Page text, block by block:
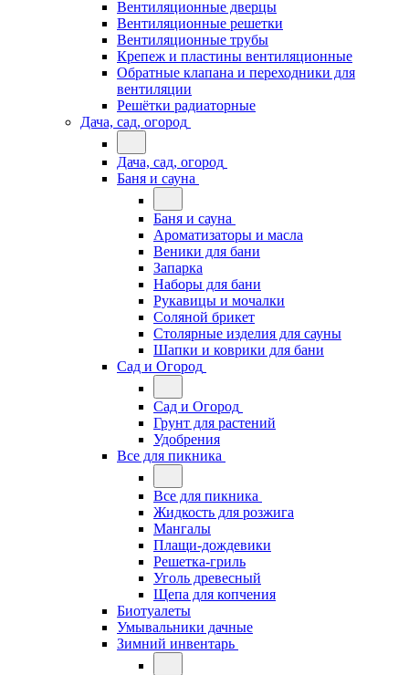
Вентиляционные дверцы
Вентиляционные решетки
Вентиляционные трубы
Крепеж и пластины вентиляционные
Обратные клапана и переходники для
вентиляции
Решётки радиаторные
Дача, сад, огород
Дача, сад, огород
Баня и сауна
Баня и сауна
Ароматизаторы и масла
Веники для бани
Запарка
Наборы для бани
Рукавицы и мочалки
Соляной брикет
Столярные изделия для сауны
Шапки и коврики для бани
Сад и Огород
Сад и Огород
Грунт для растений
Удобрения
Все для пикника
Все для пикника
Жидкость для розжига
Мангалы
Плащи-дождевики
Решетка-гриль
Уголь древесный
Щепа для копчения
Биотуалеты
Умывальники дачные
Зимний инвентарь